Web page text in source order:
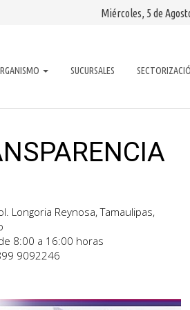
Miércoles, 5 de
SUCURSALES
Longoria Reynosa, Tamaulipas,
8:00 a 16:00 horas
9092246